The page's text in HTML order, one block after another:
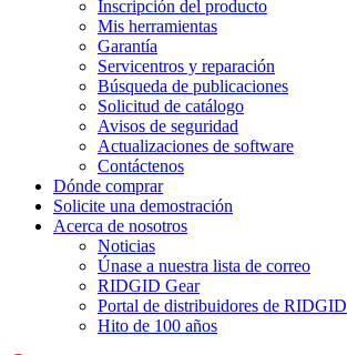
Inscripción del producto
Mis herramientas
Garantía
Servicentros y reparación
Búsqueda de publicaciones
Solicitud de catálogo
Avisos de seguridad
Actualizaciones de software
Contáctenos
Dónde comprar
Solicite una demostración
Acerca de nosotros
Noticias
Únase a nuestra lista de correo
RIDGID Gear
Portal de distribuidores de RIDGID
Hito de 100 años